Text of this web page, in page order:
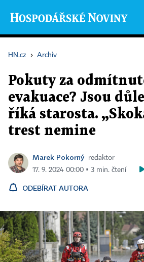
HN.cz › Archiv
Pokuty za
evakuace? Jsou
říká starosta.
trest nemine
Marek Pokorný
redaktor
17. 9. 2024 00:00 ▪ 3 min. čtení
ODEBÍRAT AUTORA